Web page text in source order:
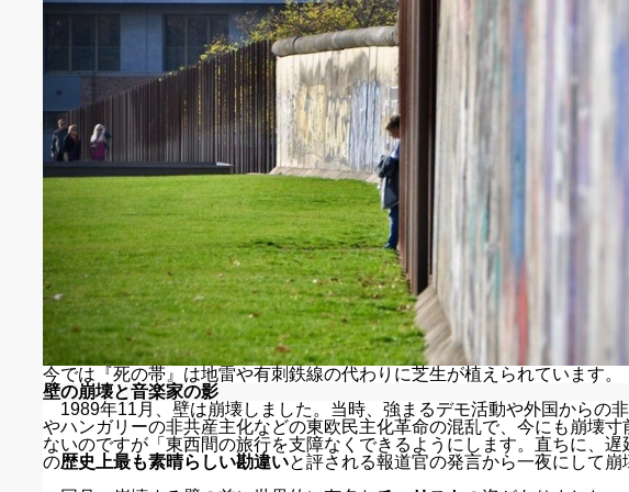
今では『死の帯』は地雷や有刺鉄線の代わりに芝生が植えられています。
壁の崩壊と音楽家の影
1989年11月、壁は崩壊しました。当時、強まるデモ活動や外国からの
やハンガリーの非共産主化などの東欧民主化革命の混乱で、今にも崩壊寸
ないのですが「東西間の旅行を支障なくできるようにします。直ちに、遅
の歴史上最も素晴らしい勘違いと評される報道官の発言から一夜にして崩